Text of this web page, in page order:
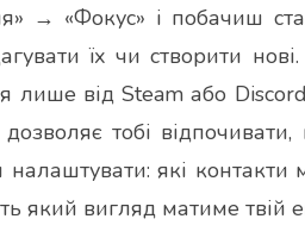
→ «Фокус» і побачиш
їх чи створити
лише від Steam або
дозволяє тобі
які контакти
який вигляд матиме твій